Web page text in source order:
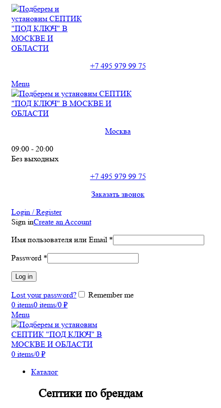
+7 495 979 99 75
Menu
Москва
09:00 - 20:00
Без выходных
+7 495 979 99 75
Заказать звонок
Login / Register
Sign inCreate an Account
Имя пользователя или Email *
Password *
Log in
Lost your password?
Remember me
0 items0 items/0 ₽
Menu
0 items/0 ₽
Каталог
Септики по брендам